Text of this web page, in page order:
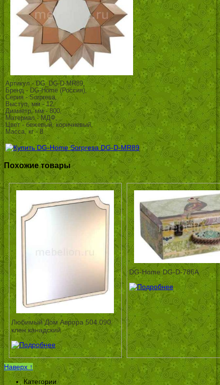
Артикул - DG_DG-D-MR89,
Бренд - DG-Home (Россия),
Серия - Sorpresa,
Выступ, мм - 12,
Диаметр, мм - 800,
Материал - МДФ,
Цвет - бежевый, коричневый,
Масса, кг - 8
Похожие товары
Любимый Дом Аврора 504.090
клен канадский
DG-Home DG-D-786A
Наверх ↑
Категории